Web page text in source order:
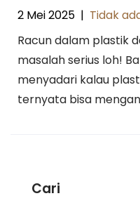
2 Mei 2025 | Tidak
Racun dalam plastik
masalah serius loh!
menyadari kalau
ternyata bisa
Cari